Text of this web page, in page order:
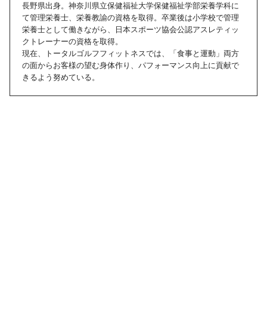
長野県出身。神奈川県立保健福祉大学保健福祉学部栄養学科に
て管理栄養士、栄養教諭の資格を取得。卒業後は小学校で管理
栄養士として働きながら、日本スポーツ協会公認アスレティッ
クトレーナーの資格を取得。
現在、トータルゴルフフィットネスでは、「食事と運動」両方
の面からお客様の望む身体作り、パフォーマンス向上に貢献で
きるよう努めている。